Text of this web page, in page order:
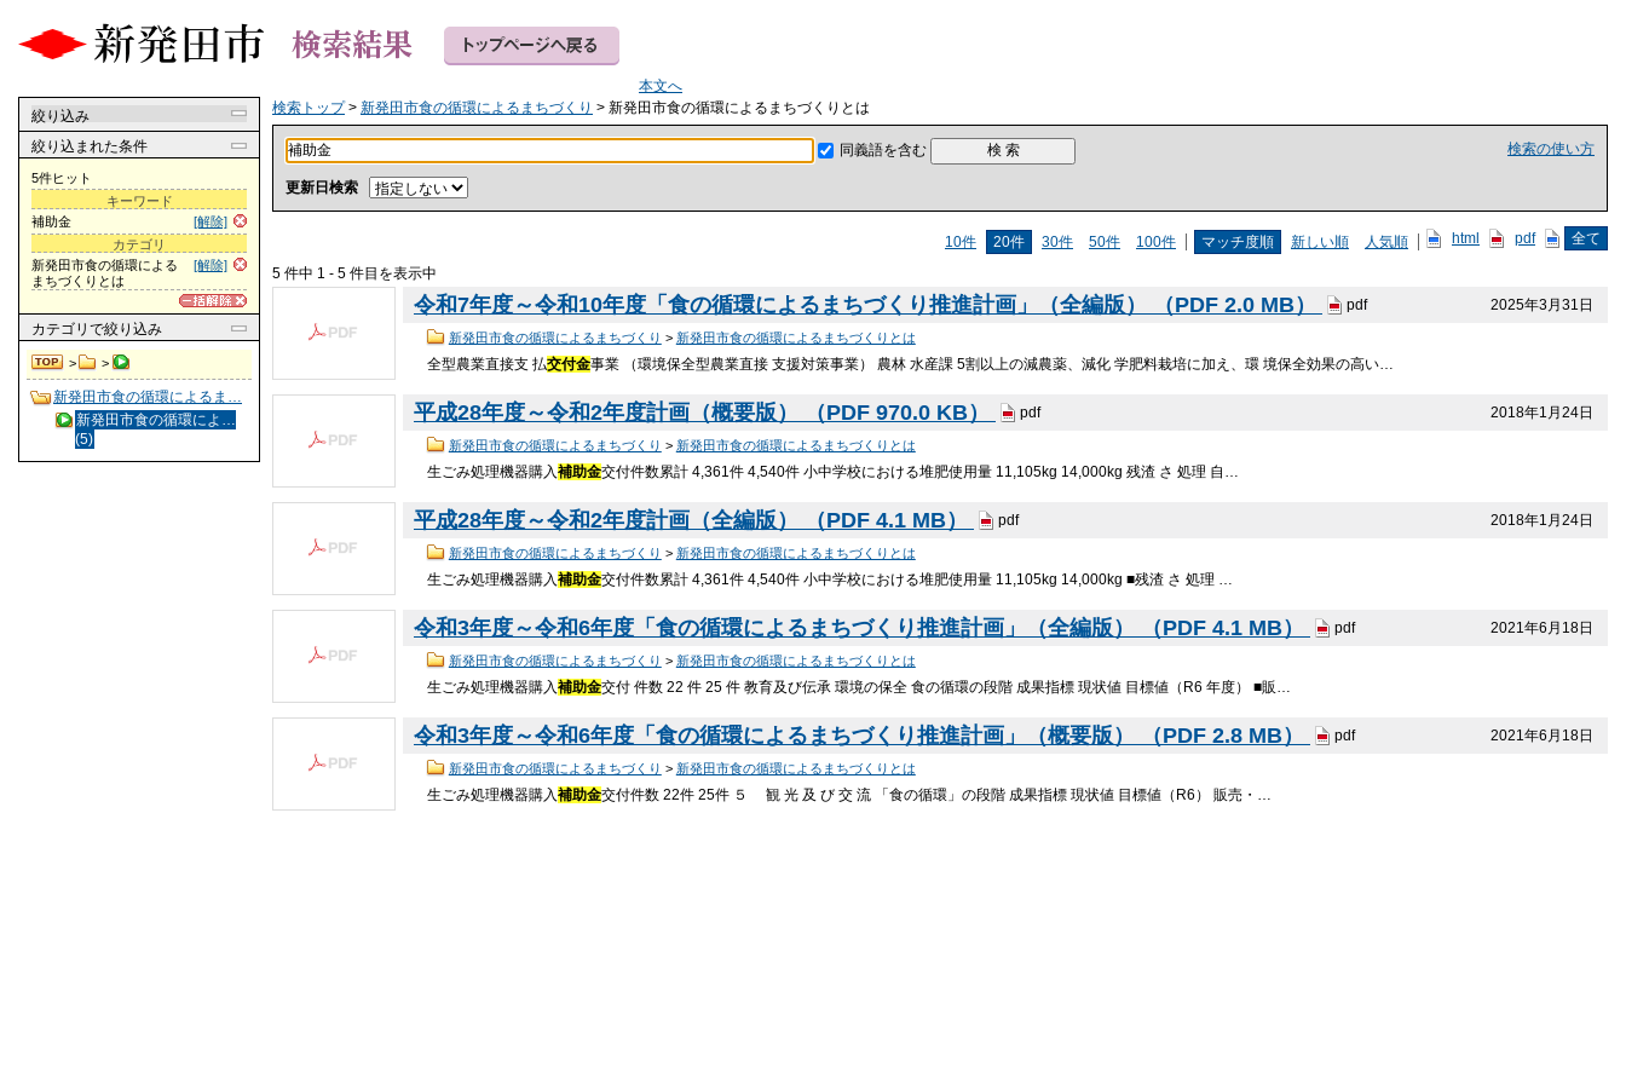
本文へ
絞り込み
絞り込まれた条件
5件ヒット
キーワード
[解除]
補助金
カテゴリ
[解除]
新発田市食の循環による
まちづくりとは
カテゴリ で絞り込み
> >
新発田市食の循環によるま…
新発田市食の循環によ…
(5)
検索トップ> 新発田市食の循環によるまちづくり > 新発田市食の循環によるまちづくりとは
検索の使い方
同義語を含む
更新日検索
10件 20件 30件 50件 100件 マッチ度順 新しい順 人気順 html pdf 全て
5 件中 1 - 5 件目を表示中
2025年3月31日
令和7年度～令和10年度「食の循環によるまちづくり推進計画」（全編版） （PDF 2.0 MB） pdf
新発田市食の循環によるまちづくり > 新発田市食の循環によるまちづくりとは
全型農業直接支 払交付金事業 （環境保全型農業直接 支援対策事業） 農林 水産課 5割以上の減農薬、減化 学肥料栽培に加え、環 境保全効果の高い…
2018年1月24日
平成28年度～令和2年度計画（概要版） （PDF 970.0 KB） pdf
新発田市食の循環によるまちづくり > 新発田市食の循環によるまちづくりとは
生ごみ処理機器購入補助金交付件数累計 4,361件 4,540件 小中学校における堆肥使用量 11,105kg 14,000kg 残渣 さ 処理 自…
2018年1月24日
平成28年度～令和2年度計画（全編版） （PDF 4.1 MB） pdf
新発田市食の循環によるまちづくり > 新発田市食の循環によるまちづくりとは
生ごみ処理機器購入補助金交付件数累計 4,361件 4,540件 小中学校における堆肥使用量 11,105kg 14,000kg ■残渣 さ 処理 …
2021年6月18日
令和3年度～令和6年度「食の循環によるまちづくり推進計画」（全編版） （PDF 4.1 MB） pdf
新発田市食の循環によるまちづくり > 新発田市食の循環によるまちづくりとは
生ごみ処理機器購入補助金交付 件数 22 件 25 件 教育及び伝承 環境の保全 食の循環の段階 成果指標 現状値 目標値（R6 年度） ■販…
2021年6月18日
令和3年度～令和6年度「食の循環によるまちづくり推進計画」（概要版） （PDF 2.8 MB） pdf
新発田市食の循環によるまちづくり > 新発田市食の循環によるまちづくりとは
生ごみ処理機器購入補助金交付件数 22件 25件 ５ 観 光 及 び 交 流 「食の循環」の段階 成果指標 現状値 目標値（R6） 販売・…